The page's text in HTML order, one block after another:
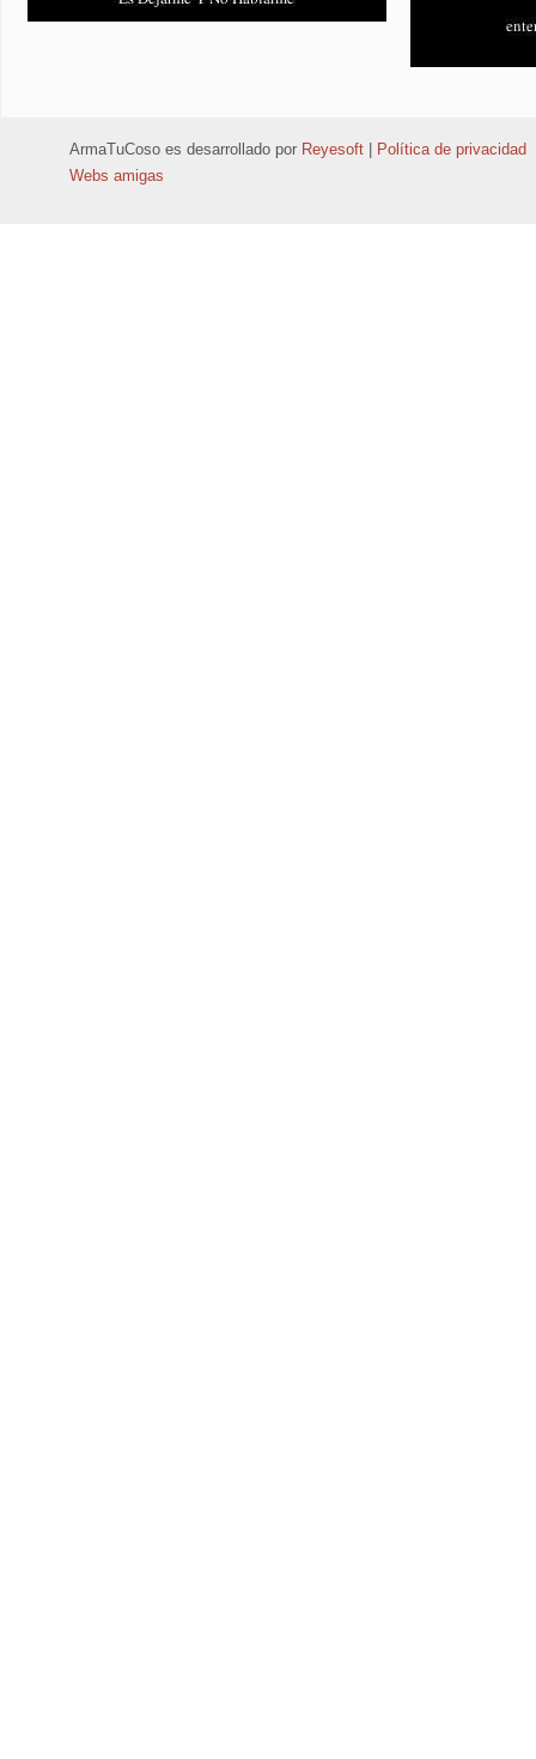
ArmaTuCoso es desarrollado por Reyesoft
Política de privacidad
Webs amigas